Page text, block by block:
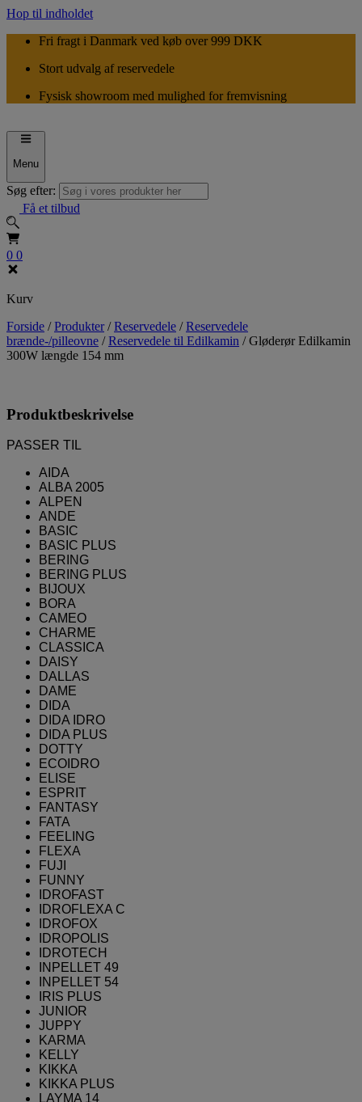
Hop til indholdet
Fri fragt i Danmark ved køb over 999 DKK
Stort udvalg af reservedele
Fysisk showroom med mulighed for fremvisning
Menu
Søg efter:
Få et tilbud
0 0
Kurv
Forside /Produkter /Reservedele /Reservedele
brænde-/pilleovne /Reservedele til Edilkamin /Gløderør Edilkamin
300W længde 154 mm
Produktbeskrivelse
PASSER TIL
AIDA
ALBA 2005
ALPEN
ANDE
BASIC
BASIC PLUS
BERING
BERING PLUS
BIJOUX
BORA
CAMEO
CHARME
CLASSICA
DAISY
DALLAS
DAME
DIDA
DIDA IDRO
DIDA PLUS
DOTTY
ECOIDRO
ELISE
ESPRIT
FANTASY
FATA
FEELING
FLEXA
FUJI
FUNNY
IDROFAST
IDROFLEXA C
IDROFOX
IDROPOLIS
IDROTECH
INPELLET 49
INPELLET 54
IRIS PLUS
JUNIOR
JUPPY
KARMA
KELLY
KIKKA
KIKKA PLUS
LAYMA 14